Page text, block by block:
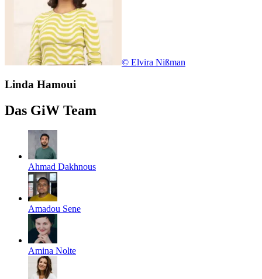
© Elvira Nißman
Linda Hamoui
Das GiW Team
Ahmad Dakhnous
Amadou Sene
Amina Nolte